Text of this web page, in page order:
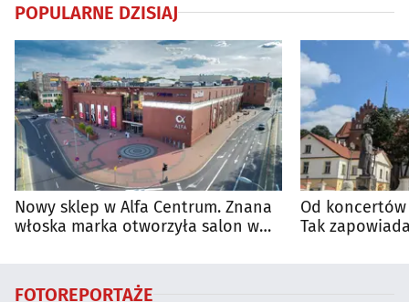
POPULARNE DZISIAJ
Nowy sklep w Alfa Centrum. Znana
włoska marka otworzyła salon w
Od
Tak
FOTOREPORTAŻE